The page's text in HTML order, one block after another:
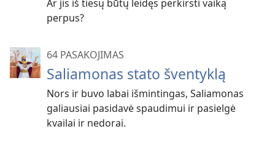
Ar jis iš tiesų būtų leidęs perkirsti vaiką
perpus?
64 PASAKOJIMAS
Saliamonas stato šventyklą
Nors ir buvo labai išmintingas, Saliamonas
galiausiai pasidavė spaudimui ir pasielgė
kvailai ir nedorai.